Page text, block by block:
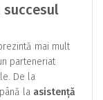
mai mult
parteneriat
De la
la asistență